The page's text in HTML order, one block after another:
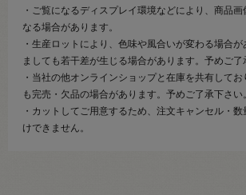
・ご覧になるディスプレイ環境などにより、商品
なる場合があります。
・生産ロットにより、色味や風合いが変わる場合
ましても若干差が生じる場合があります。予めご了
・当社の他オンラインショップと在庫を共有して
も完売・欠品の場合があります。予めご了承下さい。
・カットしてご用意するため、注文キャンセル・
けできません。